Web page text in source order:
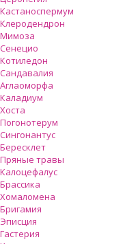
Кастаноспермум
Клеродендрон
Мимоза
Сенецио
Котиледон
Сандавалия
Аглаоморфа
Каладиум
Хоста
Погонотерум
Сингонантус
Бересклет
Пряные травы
Калоцефалус
Брассика
Хомаломена
Бригамия
Эписция
Гастерия